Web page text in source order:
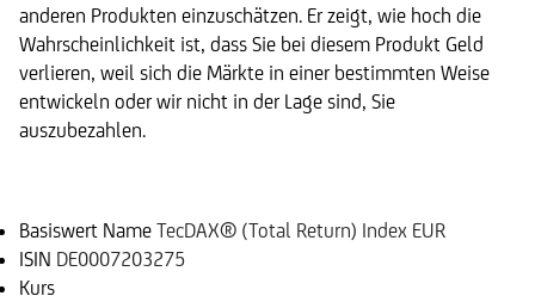
anderen Produkten einzuschätzen. Er zeigt, wie hoch die
Wahrscheinlichkeit ist, dass Sie bei diesem Produkt Geld
verlieren, weil sich die Märkte in einer bestimmten Weise
entwickeln oder wir nicht in der Lage sind, Sie
auszubezahlen.
Basiswert Name TecDAX® (Total Return) Index EUR
ISIN DE0007203275
Kurs